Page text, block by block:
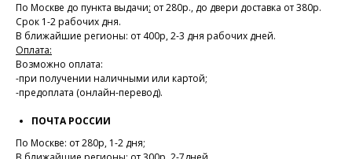
По Москве до пункта выдачи: от 280р., до двери доставка от 380р.
Срок 1-2 рабочих дня.
В ближайшие регионы: от 400р, 2-3 дня рабочих дней.
Оплата:
Возможно оплата:
-при получении наличными или картой;
-предоплата (онлайн-перевод).
ПОЧТА РОССИИ
По Москве: от 280р, 1-2 дня;